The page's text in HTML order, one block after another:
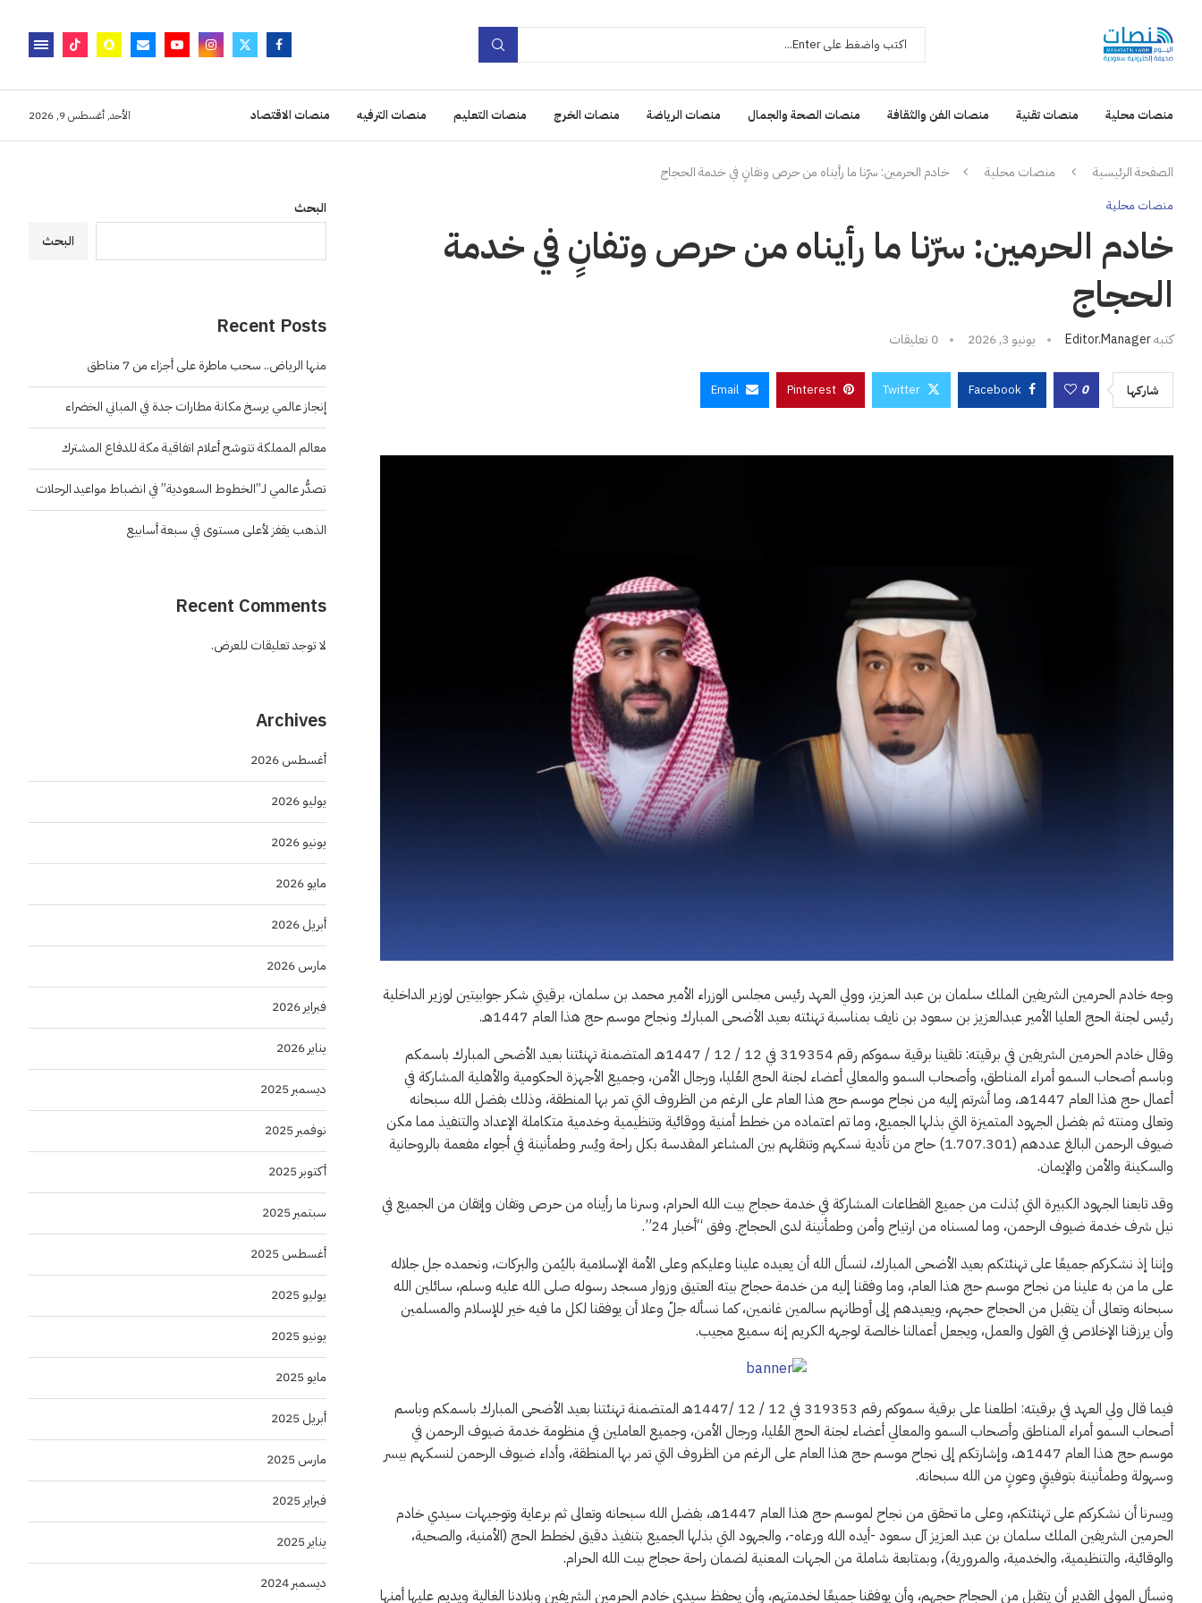
منصات محلية منصات تقنية منصات الفن والثقافة منصات الصحة والجمال منصات الرياضة منصات الخرج منصات التعليم منصات الترفيه منصات الاقتصاد الأحد, أغسطس 9, 2026
الصفحة الرئيسية منصات محلية خادم الحرمين: سرّنا ما رأيناه من حرص وتفانٍ في خدمة الحجاج
منصات محلية
خادم الحرمين: سرّنا ما رأيناه من حرص وتفانٍ في خدمة
الحجاج
كتبهEditor.manager يونيو 3, 2026 0 تعليقات
شاركها 0
Facebook
Twitter
Pinterest
Email
وجه خادم الحرمين الشريفين الملك سلمان بن عبد العزيز، وولي العهد رئيس مجلس الوزراء الأمير محمد بن سلمان، برقيتي شكر جوابيتين لوزير الداخلية
رئيس لجنة الحج العليا الأمير عبدالعزيز بن سعود بن نايف بمناسبة تهنئته بعيد الأضحى المبارك ونجاح موسم حج هذا العام 1447هـ.
وقال خادم الحرمين الشريفين في برقيته: تلقينا برقية سموكم رقم 319354 في 12 / 12 / 1447هـ المتضمنة تهنئتنا بعيد الأضحى المبارك باسمكم
وباسم أصحاب السمو أمراء المناطق، وأصحاب السمو والمعالي أعضاء لجنة الحج العُليا، ورجال الأمن، وجميع الأجهزة الحكومية والأهلية المشاركة في
أعمال حج هذا العام 1447هـ، وما أشرتم إليه من نجاح موسم حج هذا العام على الرغم من الظروف التي تمر بها المنطقة، وذلك بفضل الله سبحانه
وتعالى ومنته ثم بفضل الجهود المتميزة التي بذلها الجميع، وما تم اعتماده من خطط أمنية ووقائية وتنظيمية وخدمية متكاملة الإعداد والتنفيذ مما مكن
ضيوف الرحمن البالغ عددهم (1.707.301) حاج من تأدية نسكهم وتنقلهم بين المشاعر المقدسة بكل راحة ويُسر وطمأنينة في أجواء مفعمة بالروحانية
والسكينة والأمن والإيمان.
وقد تابعنا الجهود الكبيرة التي بُذلت من جميع القطاعات المشاركة في خدمة حجاج بيت الله الحرام، وسرنا ما رأيناه من حرص وتفان وإتقان من الجميع في
نيل شرف خدمة ضيوف الرحمن، وما لمسناه من ارتياح وأمن وطمأنينة لدى الحجاج. وفق “أخبار 24”.
وإننا إذ نشكركم جميعًا على تهنئتكم بعيد الأضحى المبارك، لنسأل الله أن يعيده علينا وعليكم وعلى الأمة الإسلامية باليُمن والبركات، ونحمده جل جلاله
على ما من به علينا من نجاح موسم حج هذا العام، وما وفقنا إليه من خدمة حجاج بيته العتيق وزوار مسجد رسوله صلى الله عليه وسلم، سائلين الله
سبحانه وتعالى أن يتقبل من الحجاج حجهم، ويعيدهم إلى أوطانهم سالمين غانمين، كما نسأله جلّ وعلا أن يوفقنا لكل ما فيه خير للإسلام والمسلمين
وأن يرزقنا الإخلاص في القول والعمل، ويجعل أعمالنا خالصة لوجهه الكريم إنه سميع مجيب.
فيما قال ولي العهد في برقيته: اطلعنا على برقية سموكم رقم 319353 في 12 / 12 /1447هـ المتضمنة تهنئتنا بعيد الأضحى المبارك باسمكم وباسم
أصحاب السمو أمراء المناطق وأصحاب السمو والمعالي أعضاء لجنة الحج العُليا، ورجال الأمن، وجميع العاملين في منظومة خدمة ضيوف الرحمن في
موسم حج هذا العام 1447هـ، وإشارتكم إلى نجاح موسم حج هذا العام على الرغم من الظروف التي تمر بها المنطقة، وأداء ضيوف الرحمن لنسكهم بيسر
وسهولة وطمأنينة بتوفيقٍ وعونٍ من الله سبحانه.
ويسرنا أن نشكركم على تهنئتكم، وعلى ما تحقق من نجاح لموسم حج هذا العام 1447هـ، بفضل الله سبحانه وتعالى ثم برعاية وتوجيهات سيدي خادم
الحرمين الشريفين الملك سلمان بن عبد العزيز آل سعود -أيده الله ورعاه-، والجهود التي بذلها الجميع بتنفيذ دقيق لخطط الحج (الأمنية، والصحية،
والوقائية، والتنظيمية، والخدمية، والمرورية)، وبمتابعة شاملة من الجهات المعنية لضمان راحة حجاج بيت الله الحرام.
ونسأل المولى القدير أن يتقبل من الحجاج حجهم، وأن يوفقنا جميعًا لخدمتهم، وأن يحفظ سيدي خادم الحرمين الشريفين وبلادنا الغالية ويديم عليها أمنها
البحث
البحث
Recent Posts
منها الرياض.. سحب ماطرة على أجزاء من 7 مناطق
إنجاز عالمي يرسخ مكانة مطارات جدة في المباني الخضراء
معالم المملكة تتوشح أعلام اتفاقية مكة للدفاع المشترك
تصدُّر عالمي لـ”الخطوط السعودية” في انضباط مواعيد الرحلات
الذهب يقفز لأعلى مستوى في سبعة أسابيع
Recent Comments
لا توجد تعليقات للعرض.
Archives
أغسطس 2026
يوليو 2026
يونيو 2026
مايو 2026
أبريل 2026
مارس 2026
فبراير 2026
يناير 2026
ديسمبر 2025
نوفمبر 2025
أكتوبر 2025
سبتمبر 2025
أغسطس 2025
يوليو 2025
يونيو 2025
مايو 2025
أبريل 2025
مارس 2025
فبراير 2025
يناير 2025
ديسمبر 2024